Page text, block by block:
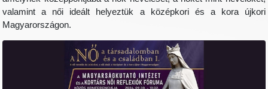
valamint a női ideált helyeztük a középkori és a kora újkori
Magyarországon.